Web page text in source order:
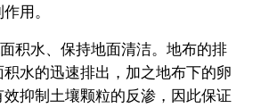
用。
积水、保持地面清洁。地布的排
水的迅速排出，加之地布下的卵
抑制土壤颗粒的反渗，因此保证